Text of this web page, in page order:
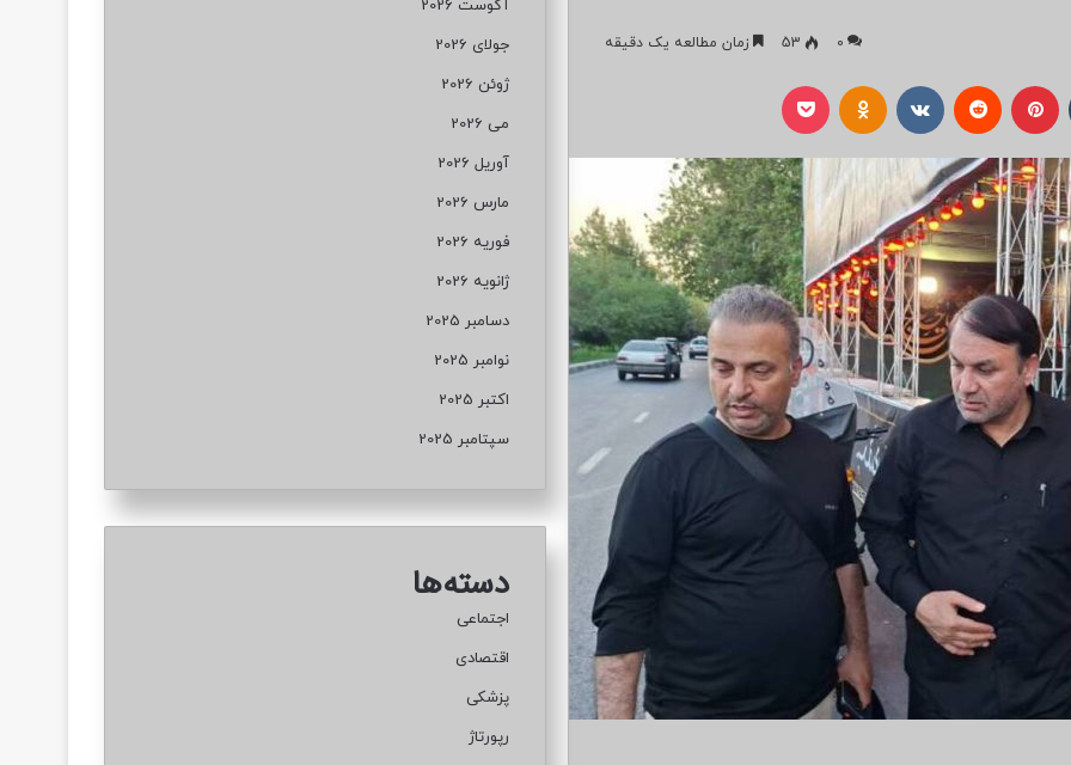
0
53 زمان مطالعه یک دقیقه
آگوست 2026
جولای 2026
ژوئن 2026
می 2026
آوریل 2026
مارس 2026
فوریه 2026
ژانویه 2026
دسامبر 2025
نوامبر 2025
اکتبر 2025
سپتامبر 2025
دسته‌ها
اجتماعی
اقتصادی
پزشکی
رپورتاژ